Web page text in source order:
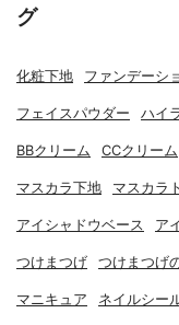
グ
化粧下地 ファンデーシ
フェイスパウダー ハイ
BBクリーム CCクリーム
マスカラ下地 マスカラ
アイシャドウベース ア
つけまつげ つけまつげ
マニキュア ネイルシー